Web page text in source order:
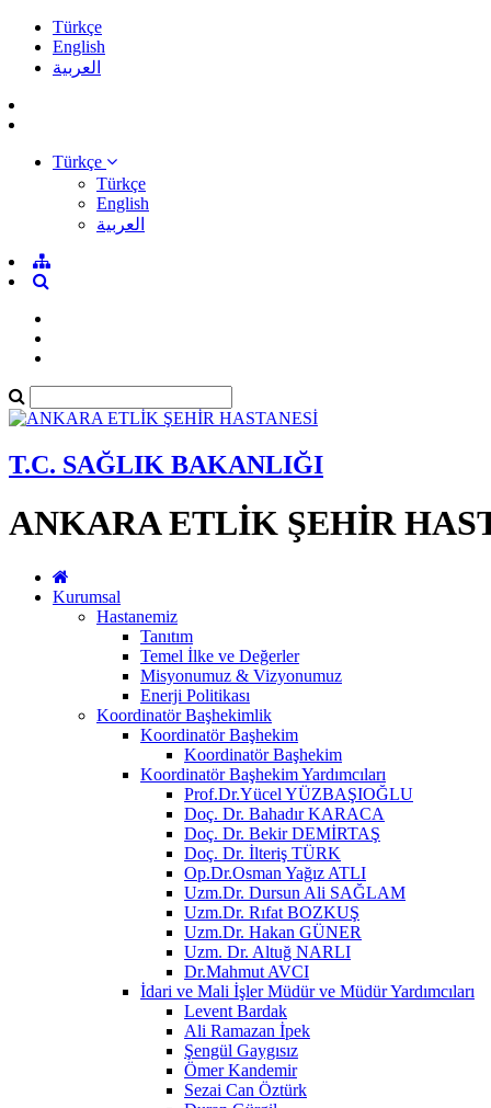
Türkçe
English
العربية
Türkçe
Türkçe
English
العربية
T.C. SAĞLIK BAKANLIĞI
ANKARA ETLİK ŞEHİR
Kurumsal
Hastanemiz
Tanıtım
Temel İlke ve Değerler
Misyonumuz & Vizyonumuz
Enerji Politikası
Koordinatör Başhekimlik
Koordinatör Başhekim
Koordinatör Başhekim
Koordinatör Başhekim Yardımcıları
Prof.Dr.Yücel YÜZBAŞIOĞLU
Doç. Dr. Bahadır KARACA
Doç. Dr. Bekir DEMİRTAŞ
Doç. Dr. İlteriş TÜRK
Op.Dr.Osman Yağız ATLI
Uzm.Dr. Dursun Ali SAĞLAM
Uzm.Dr. Rıfat BOZKUŞ
Uzm.Dr. Hakan GÜNER
Uzm. Dr. Altuğ NARLI
Dr.Mahmut AVCI
İdari ve Mali İşler Müdür ve Müdür Yardımcıları
Levent Bardak
Ali Ramazan İpek
Şengül Gaygısız
Ömer Kandemir
Sezai Can Öztürk